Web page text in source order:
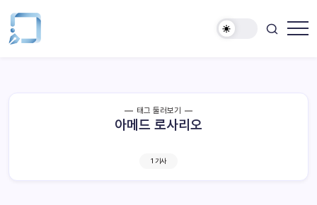
태그 둘러보기
아메드 로사리오
1 기사